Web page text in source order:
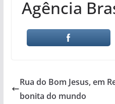
Agência
Rua do Bom Jesus, em
bonita do mundo